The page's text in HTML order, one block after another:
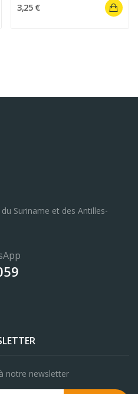
3,25 €
Suriname et des Antilles-
notre newsletter